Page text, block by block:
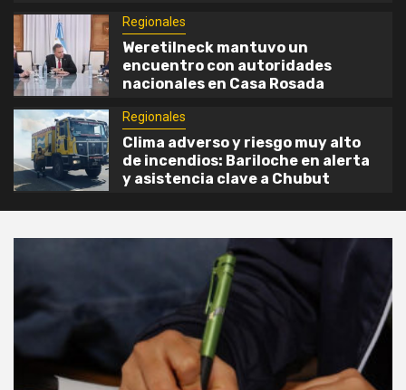
Regionales
Weretilneck mantuvo un
encuentro con autoridades
nacionales en Casa Rosada
Regionales
Clima adverso y riesgo muy alto
de incendios: Bariloche en alerta
y asistencia clave a Chubut